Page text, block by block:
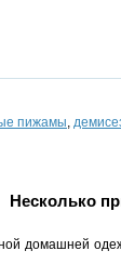
пижамы,
Несколько
домашней